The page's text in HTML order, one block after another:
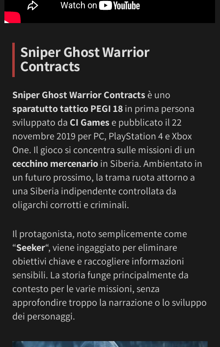
Sniper Ghost Warrior
Contracts
Sniper Ghost Warrior Contractsè uno
sparatutto tatticoPEGI 18in prima persona
sviluppato da CI Gamese pubblicato il 22
novembre 2019 per PC, PlayStation 4 e Xbox
One. Il gioco si concentra sulle missioni di un
cecchino mercenarioin Siberia. Ambientato in
un futuro prossimo, la trama ruota attorno a
una Siberia indipendente controllata da
oligarchi corrotti e criminali.
Il protagonista, noto semplicemente come
“Seeker“, viene ingaggiato per eliminare
obiettivi chiave e raccogliere informazioni
sensibili. La storia funge principalmente da
contesto per le varie missioni, senza
approfondire troppo la narrazione o lo sviluppo
dei personaggi.